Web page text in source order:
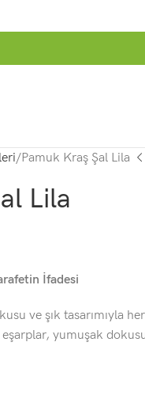
Pamuk Kraş Şal Lila
Lila
İfadesi
ve şık tasarımıyla
yumuşak